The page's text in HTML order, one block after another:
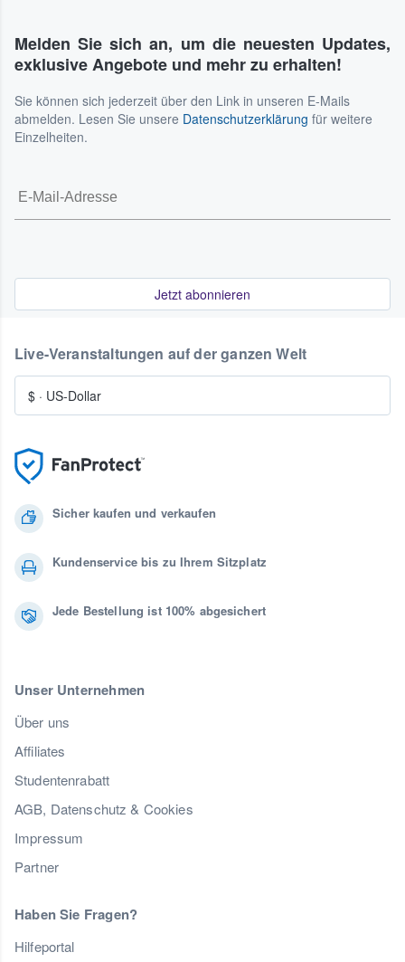
Melden Sie sich an, um die neuesten Updates,
exklusive Angebote und mehr zu erhalten!
Sie können sich jederzeit über den Link in unseren E-Mails
abmelden. Lesen Sie unsere Datenschutzerklärung für weitere
Einzelheiten.
Jetzt abonnieren
Sicher kaufen und verkaufen
Kundenservice bis zu Ihrem Sitzplatz
Jede Bestellung ist 100% abgesichert
Unser Unternehmen
Über uns
Affiliates
Studentenrabatt
AGB, Datenschutz & Cookies
Impressum
Partner
Haben Sie Fragen?
Hilfeportal
Live-Veranstaltungen auf der ganzen Welt
$ · US-Dollar